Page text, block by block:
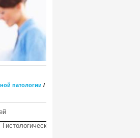
патологии /
Гистологические данные